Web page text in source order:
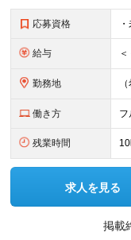
応募資格
給与
勤務地
働き方 フ
残業時間
求人を見る
掲載